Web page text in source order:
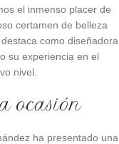
el inmenso placer de
certamen de belleza
como diseñadora
su experiencia en el
nivel.
ocasión
ha presentado una